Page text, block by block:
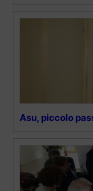
Asu, piccolo